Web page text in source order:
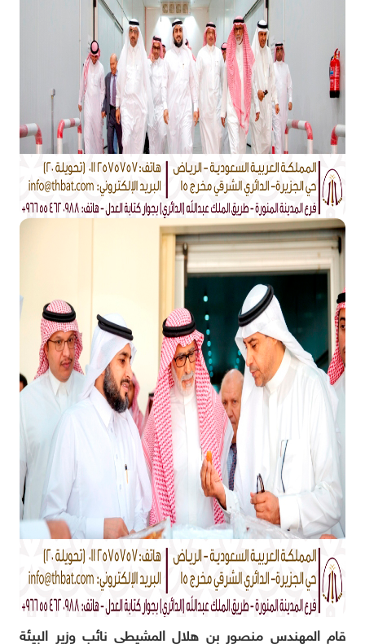
قام المهندس منصور بن هلال المشيطي نائب وزير البيئة